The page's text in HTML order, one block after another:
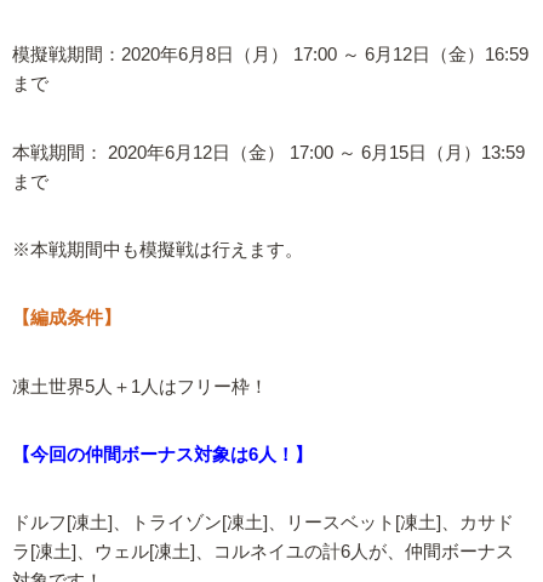
模擬戦期間：2020年6月8日（月） 17:00 ～ 6月12日（金）16:59
まで
本戦期間： 2020年6月12日（金） 17:00 ～ 6月15日（月）13:59
まで
※本戦期間中も模擬戦は行えます。
【編成条件】
凍土世界5人＋1人はフリー枠！
【今回の仲間ボーナス対象は6人！】
ドルフ[凍土]、トライゾン[凍土]、リースベット[凍土]、カサド
ラ[凍土]、ウェル[凍土]、コルネイユの計6人が、仲間ボーナス